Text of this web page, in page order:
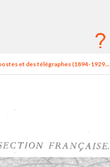
et des télégraphes (1894-1929...